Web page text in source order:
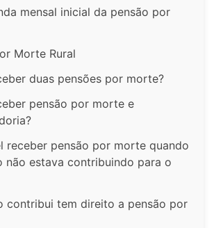
mensal inicial da pensão por
Morte Rural
duas pensões por morte?
pensão por morte e
receber pensão por morte quando
não estava contribuindo para o
contribui tem direito a pensão por